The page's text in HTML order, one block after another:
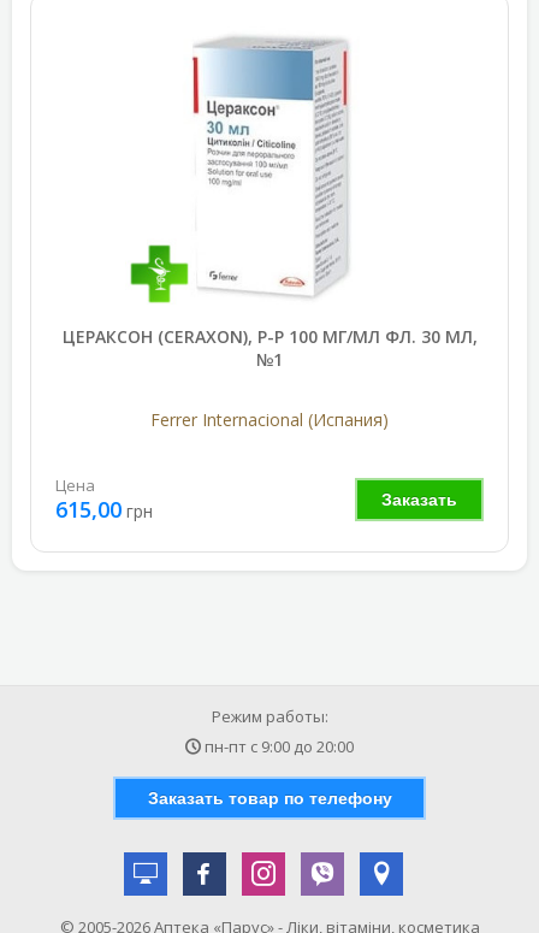
ЦЕРАКСОН (CERAXON), Р-Р 100 МГ/МЛ ФЛ. 30 МЛ,
№1
Ferrer Internacional (Испания)
Заказать
Цена
615,00 грн
Режим работы:
пн-пт с 9:00 до 20:00
Заказать товар по телефону
© 2005-2026 Аптека «Парус» - Ліки, вітаміни, косметика